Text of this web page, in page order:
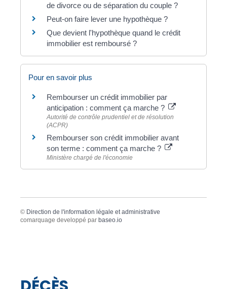
de divorce ou de séparation du couple ?
Peut-on faire lever une hypothèque ?
Que devient l'hypothèque quand le crédit
immobilier est remboursé ?
Pour en savoir plus
Rembourser un crédit immobilier par
anticipation : comment ça marche ?
Autorité de contrôle prudentiel et de résolution
(ACPR)
Rembourser son crédit immobilier avant
son terme : comment ça marche ?
Ministère chargé de l'économie
© Direction de l'information légale et administrative
comarquage developpé par baseo.io